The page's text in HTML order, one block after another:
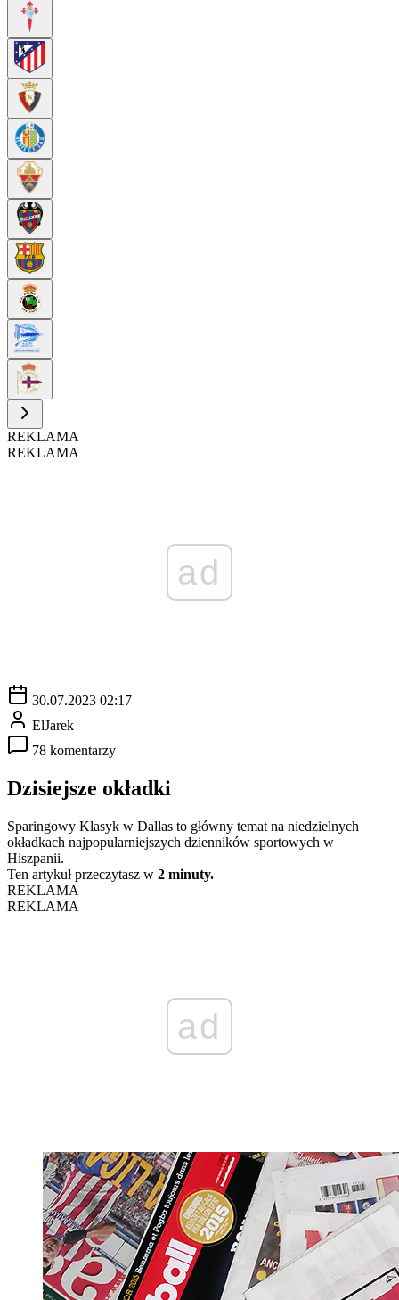
REKLAMA
REKLAMA
ad
30.07.2023 02:17
ElJarek
78 komentarzy
Dzisiejsze okładki
Sparingowy Klasyk w Dallas to główny temat na niedzielnych
okładkach najpopularniejszych dzienników sportowych w
Hiszpanii.
Ten artykuł przeczytasz w 2 minuty.
REKLAMA
REKLAMA
ad